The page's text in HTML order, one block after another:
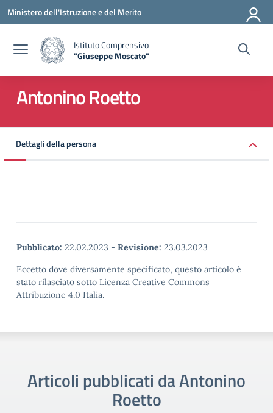
Vai ai contenuti
Vai al menu di navigazione
Vai al footer
Ministero dell'Istruzione e del Merito
Istituto Comprensivo
"Giuseppe Moscato"
Antonino Roetto
Dettagli della persona
Pubblicato: 22.02.2023 - Revisione: 23.03.2023
Eccetto dove diversamente specificato, questo articolo è
stato rilasciato sotto Licenza Creative Commons
Attribuzione 4.0 Italia.
Articoli pubblicati da Antonino
Roetto